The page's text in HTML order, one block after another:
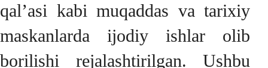
qal’asi kabi muqaddas va tarixiy
maskanlarda ijodiy ishlar olib
borilishi rejalashtirilgan. Ushbu